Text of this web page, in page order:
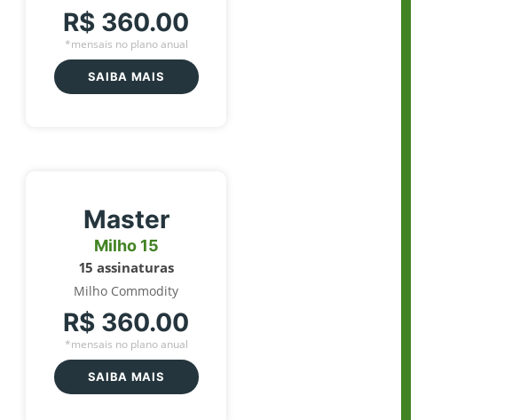
R$ 360.00
*mensais no plano anual
SAIBA MAIS
Master
Milho 15
15 assinaturas
Milho Commodity
R$ 360.00
*mensais no plano anual
SAIBA MAIS